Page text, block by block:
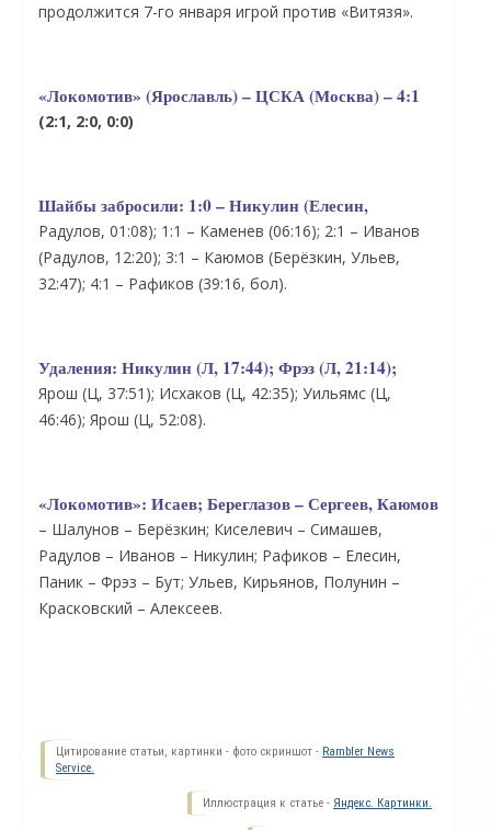
продолжится 7-го января игрой против «Витязя».
«Локомотив» (Ярославль) – ЦСКА (Москва) – 4:1
(2:1, 2:0, 0:0)
Шайбы забросили: 1:0 – Никулин (Елесин,
Радулов, 01:08); 1:1 – Каменев (06:16); 2:1 – Иванов
(Радулов, 12:20); 3:1 – Каюмов (Берёзкин, Ульев,
32:47); 4:1 – Рафиков (39:16, бол).
Удаления: Никулин (Л, 17:44); Фрэз (Л, 21:14);
Ярош (Ц, 37:51); Исхаков (Ц, 42:35); Уильямс (Ц,
46:46); Ярош (Ц, 52:08).
«Локомотив»: Исаев; Береглазов – Сергеев, Каюмов
– Шалунов – Берёзкин; Киселевич – Симашев,
Радулов – Иванов – Никулин; Рафиков – Елесин,
Паник – Фрэз – Бут; Ульев, Кирьянов, Полунин –
Красковский – Алексеев.
Цитирование статьи, картинки - фото скриншот - Rambler News
Service.
Иллюстрация к статье - Яндекс. Картинки.